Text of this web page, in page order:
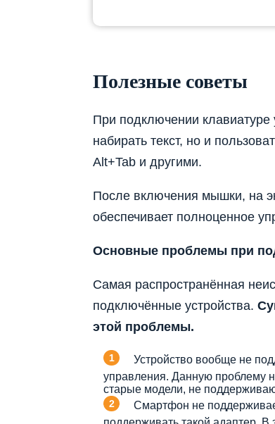
Полезные советы
При подключении клавиатуре
набирать текст, но и
Alt+Tab и другими.
После включения мышки, на
обеспечивает полноценное
Основные проблемы при
Самая распространённая
подключённые устройства.
этой проблемы.
Устройство вообще не
управления. Данную проблему
старые модели, не
Смартфон не